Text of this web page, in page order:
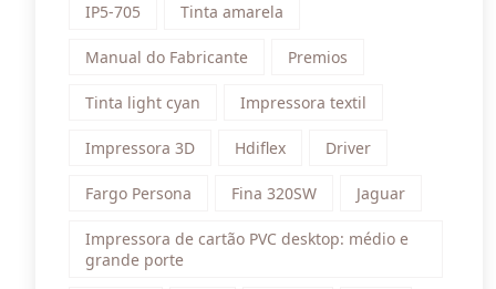
IP5-705 Tinta amarela
Manual do Fabricante Premios
Tinta light cyan Impressora textil
Impressora 3D Hdiflex Driver
Fargo Persona Fina 320SW Jaguar
Impressora de cartão PVC desktop: médio e
grande porte